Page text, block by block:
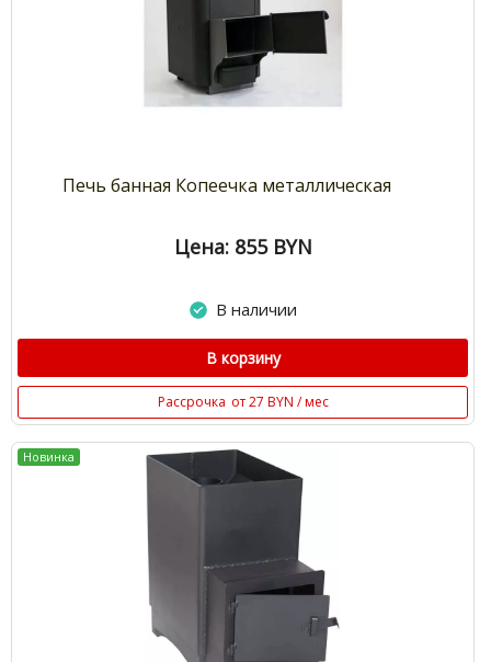
Печь банная Копеечка металлическая
Цена: 855 BYN
В наличии
В корзину
Рассрочка от 27 BYN / мес
Новинка